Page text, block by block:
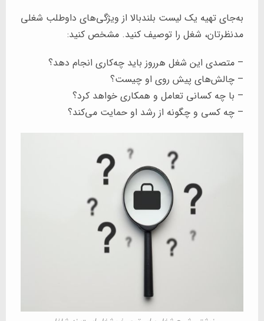
به‌جای تهیه یک لیست بلندبالا از ویژگی‌های داوطلب شغلی
مدنظرتان، شغل را توصیف کنید. مشخص کنید:
– متصدی این شغل هرروز باید چه‌کاری انجام دهد؟
– چالش‌های پیش روی او چیست؟
– با چه کسانی تعامل و همکاری خواهد کرد؟
– چه کسی و چگونه از رشد او حمایت می‌کند؟